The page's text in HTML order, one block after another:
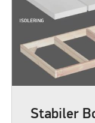
Stabiler